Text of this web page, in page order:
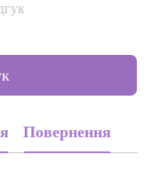
Повернення